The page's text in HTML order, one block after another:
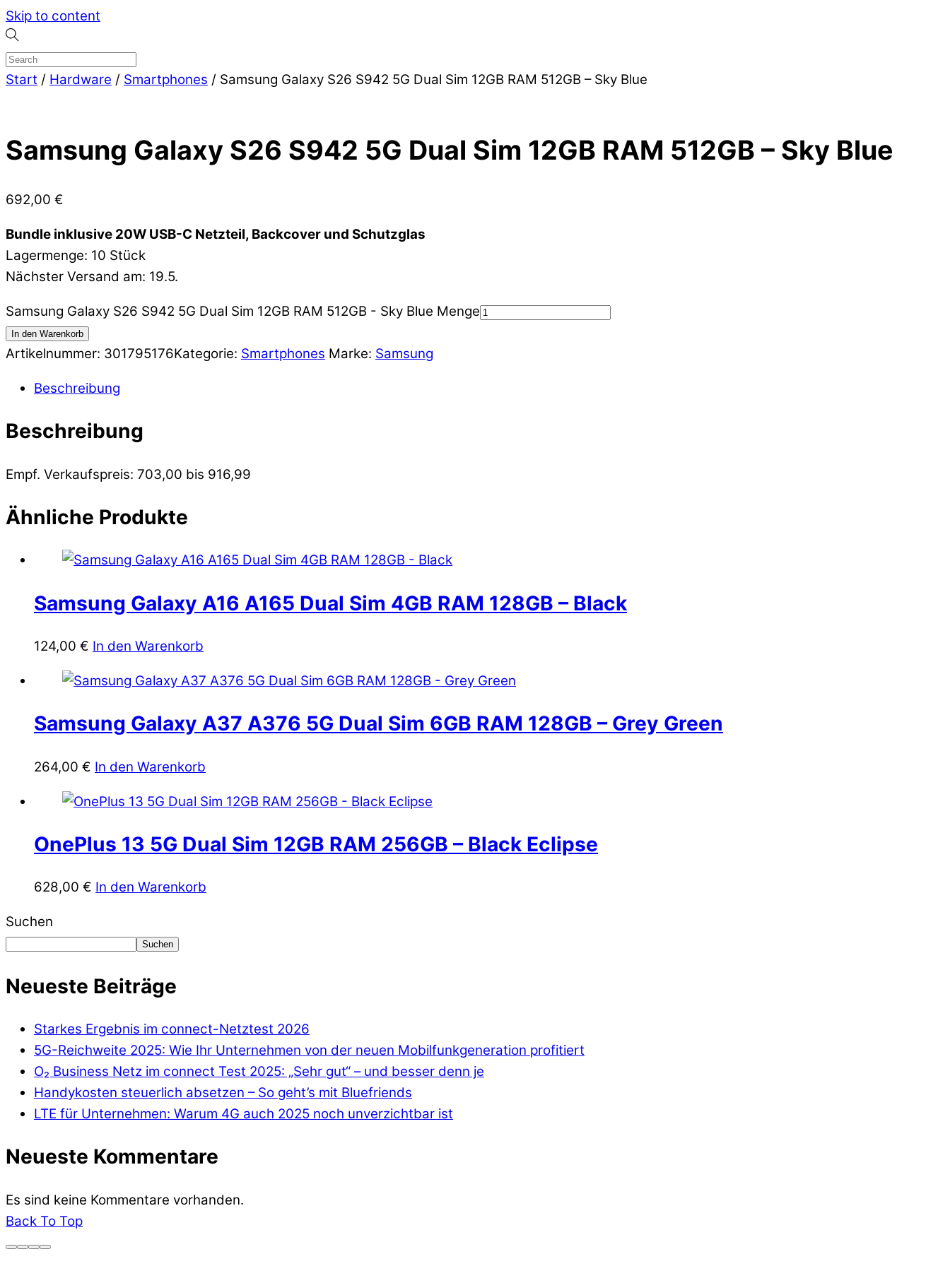
Skip to content
Start / Hardware / Smartphones / Samsung Galaxy S26 S942 5G Dual Sim 12GB RAM 512GB – Sky Blue
Samsung Galaxy S26 S942 5G Dual Sim 12GB RAM 512GB – Sky Blue
692,00 €
Bundle inklusive 20W USB-C Netzteil, Backcover und Schutzglas
Lagermenge: 10 Stück
Nächster Versand am: 19.5.
Samsung Galaxy S26 S942 5G Dual Sim 12GB RAM 512GB - Sky Blue Menge
In den Warenkorb
Artikelnummer: 301795176Kategorie: Smartphones Marke: Samsung
Beschreibung
Beschreibung
Empf. Verkaufspreis: 703,00 bis 916,99
Ähnliche Produkte
Samsung Galaxy A16 A165 Dual Sim 4GB RAM 128GB – Black
124,00 € In den Warenkorb
Samsung Galaxy A37 A376 5G Dual Sim 6GB RAM 128GB – Grey Green
264,00 € In den Warenkorb
OnePlus 13 5G Dual Sim 12GB RAM 256GB – Black Eclipse
628,00 € In den Warenkorb
Suchen
Suchen
Neueste Beiträge
Starkes Ergebnis im connect-Netztest 2026
5G-Reichweite 2025: Wie Ihr Unternehmen von der neuen Mobilfunkgeneration profitiert
O₂ Business Netz im connect Test 2025: „Sehr gut“ – und besser denn je
Handykosten steuerlich absetzen – So geht’s mit Bluefriends
LTE für Unternehmen: Warum 4G auch 2025 noch unverzichtbar ist
Neueste Kommentare
Es sind keine Kommentare vorhanden.
Back To Top